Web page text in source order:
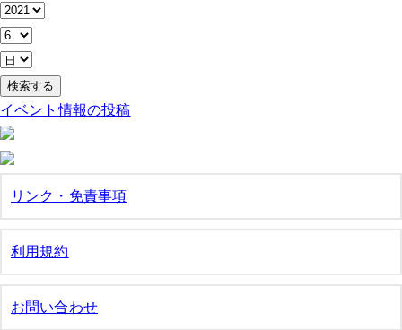
イベント情報の投稿
リンク・免責事項
利用規約
お問い合わせ